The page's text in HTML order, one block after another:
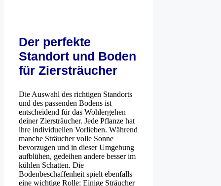
Der perfekte
Standort und Boden
für Ziersträucher
Die Auswahl des richtigen Standorts
und des passenden Bodens ist
entscheidend für das Wohlergehen
deiner Ziersträucher. Jede Pflanze hat
ihre individuellen Vorlieben. Während
manche Sträucher volle Sonne
bevorzugen und in dieser Umgebung
aufblühen, gedeihen andere besser im
kühlen Schatten. Die
Bodenbeschaffenheit spielt ebenfalls
eine wichtige Rolle: Einige Sträucher